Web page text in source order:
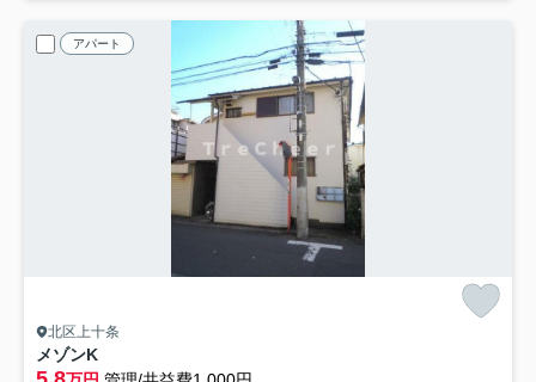
アパート
北区上十条
メゾンK